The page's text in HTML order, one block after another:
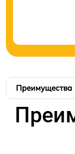
Преимущества